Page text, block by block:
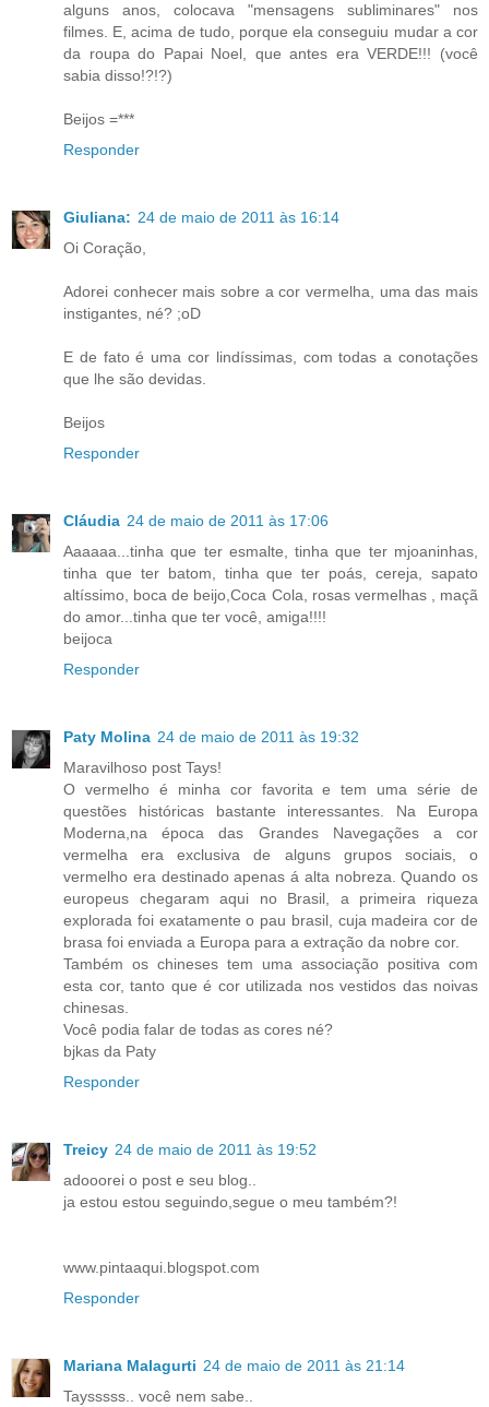
alguns anos, colocava "mensagens subliminares" nos
filmes. E, acima de tudo, porque ela conseguiu mudar a cor
da roupa do Papai Noel, que antes era VERDE!!! (você
sabia disso!?!?)
Beijos =***
Responder
Giuliana: 24 de maio de 2011 às 16:14
Oi Coração,
Adorei conhecer mais sobre a cor vermelha, uma das mais
instigantes, né? ;oD
E de fato é uma cor lindíssimas, com todas a conotações
que lhe são devidas.
Beijos
Responder
Cláudia 24 de maio de 2011 às 17:06
Aaaaaa...tinha que ter esmalte, tinha que ter mjoaninhas,
tinha que ter batom, tinha que ter poás, cereja, sapato
altíssimo, boca de beijo,Coca Cola, rosas vermelhas , maçã
do amor...tinha que ter você, amiga!!!!
beijoca
Responder
Paty Molina 24 de maio de 2011 às 19:32
Maravilhoso post Tays!
O vermelho é minha cor favorita e tem uma série de
questões históricas bastante interessantes. Na Europa
Moderna,na época das Grandes Navegações a cor
vermelha era exclusiva de alguns grupos sociais, o
vermelho era destinado apenas á alta nobreza. Quando os
europeus chegaram aqui no Brasil, a primeira riqueza
explorada foi exatamente o pau brasil, cuja madeira cor de
brasa foi enviada a Europa para a extração da nobre cor.
Também os chineses tem uma associação positiva com
esta cor, tanto que é cor utilizada nos vestidos das noivas
chinesas.
Você podia falar de todas as cores né?
bjkas da Paty
Responder
Treicy 24 de maio de 2011 às 19:52
adooorei o post e seu blog..
ja estou estou seguindo,segue o meu também?!
www.pintaaqui.blogspot.com
Responder
Mariana Malagurti 24 de maio de 2011 às 21:14
Taysssss.. você nem sabe..